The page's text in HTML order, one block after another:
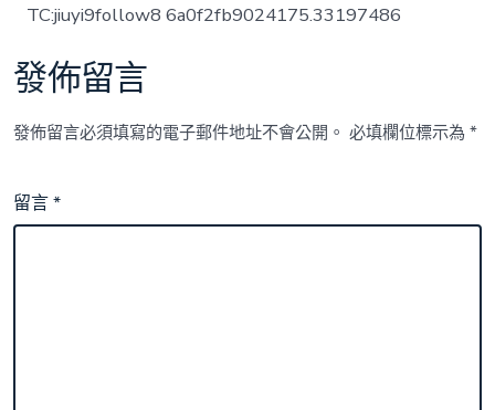
TC:jiuyi9follow8 6a0f2fb9024175.33197486
發佈留言
發佈留言必須填寫的電子郵件地址不會公開。 必填欄位標示為*
留言*